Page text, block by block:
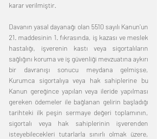
karar verilmiştir.
Davanın yasal dayanağı olan 5510 sayılı Kanun'un
21. maddesinin 1. fıkrasında, iş kazası ve meslek
hastalığı, işverenin kastı veya sigortalıların
sağlığını koruma ve iş güvenliği mevzuatına aykırı
bir davranışı sonucu meydana gelmişse,
Kurumca sigortalıya veya hak sahiplerine bu
Kanun gereğince yapılan veya ileride yapılması
gereken ödemeler ile bağlanan gelirin başladığı
tarihteki ilk peşin sermaye değeri toplamının,
sigortalı veya hak sahiplerinin işverenden
isteyebilecekleri tutarlarla sınırlı olmak üzere,